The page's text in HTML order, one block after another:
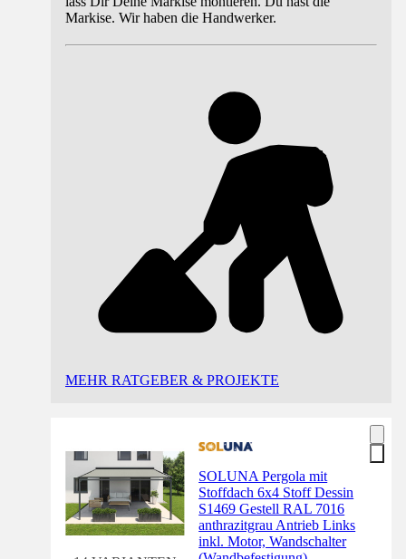
Markise. Wir haben die Handwerker.
MEHR RATGEBER & PROJEKTE
SOLUNA Pergola mit
Stoffdach 6x4 Stoff Dessin
S1469 Gestell RAL 7016
anthrazitgrau Antrieb Links
inkl. Motor, Wandschalter